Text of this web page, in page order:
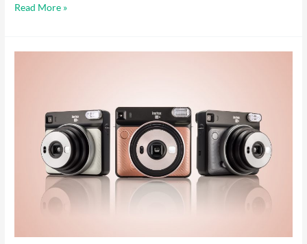
Read More »
funciones